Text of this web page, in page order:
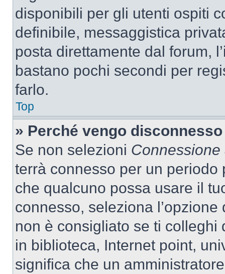
disponibili per gli utenti ospiti
definibile, messaggistica
posta direttamente dal forum,
bastano pochi secondi per
farlo.
Top
» Perché vengo
Se non selezioni
terrà connesso per un
che qualcuno possa usare il
connesso, seleziona
non è consigliato se ti
in biblioteca, Internet point,
significa che un